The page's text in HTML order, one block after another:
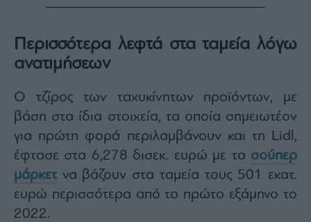
Newsletter
mononews.gr
submitting
email,
you
agree
to
our
Terms
and
Privacy
Notice.
You
can
Περισσότερα λεφτά στα ταμεία λόγω
ανατιμήσεων
Ο τζίρος των ταχυκίνητων προϊόντων, με
βάση στα ίδια στοιχεία, τα οποία σημειωτέον
για πρώτη φορά περιλαμβάνουν και τη Lidl,
έφτασε στα 6,278 δισεκ. ευρώ με τα σούπερ
μάρκετ να βάζουν στα ταμεία τους 501 εκατ.
ευρώ περισσότερα από το πρώτο εξάμηνο το
2022.